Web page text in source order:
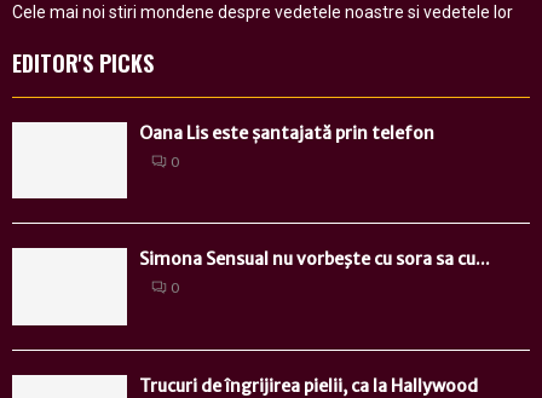
Cele mai noi stiri mondene despre vedetele noastre si vedetele lor
EDITOR'S PICKS
Oana Lis este șantajată prin telefon
0
Simona Sensual nu vorbeşte cu sora sa cu...
0
Trucuri de îngrijirea pielii, ca la Hallywood